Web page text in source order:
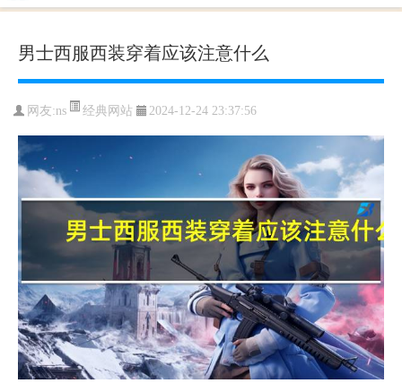
男士西服西装穿着应该注意什么
网友:ns 经典网站 2024-12-24 23:37:56